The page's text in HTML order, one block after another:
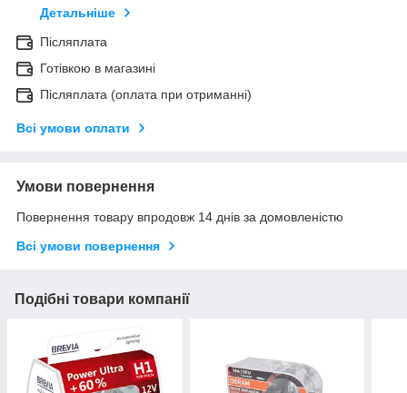
Детальніше
Післяплата
Готівкою в магазині
Післяплата (оплата при отриманні)
Всі умови оплати
Умови повернення
Повернення товару впродовж 14 днів за домовленістю
Всі умови повернення
Подібні товари компанії